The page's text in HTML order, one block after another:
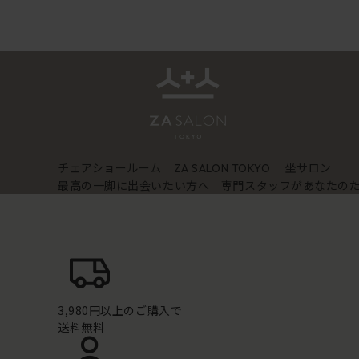
チェアショールーム ZA SALON TOKYO
坐サロン
最高の一脚に出会いたい方へ 専門スタッフがあなたの
3,980円以上のご購入で
送料無料